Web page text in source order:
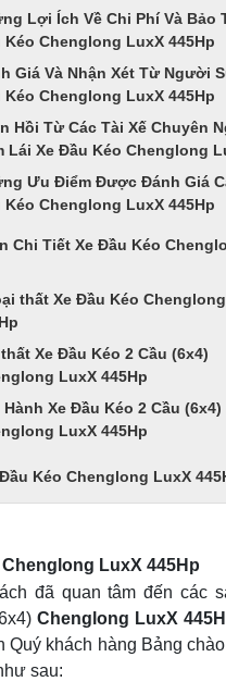
Lợi Ích Về Chi Phí Và Bảo
Kéo Chenglong LuxX 445Hp
Giá Và Nhận Xét Từ Người
Kéo Chenglong LuxX 445Hp
Hồi Từ Các Tài Xế Chuyên
Lái Xe Đầu Kéo Chenglong
Ưu Điểm Được Đánh Giá
Kéo Chenglong LuxX 445Hp
Chi Tiết Xe Đầu Kéo
thất Xe Đầu Kéo
Xe Đầu Kéo 2 Cầu (6x4)
LuxX 445Hp
Hành Xe Đầu Kéo 2 Cầu (6x4)
LuxX 445Hp
Kéo Chenglong LuxX
LuxX 445Hp
đã quan tâm đến các
Chenglong LuxX
Quý khách hàng Bảng
sau: